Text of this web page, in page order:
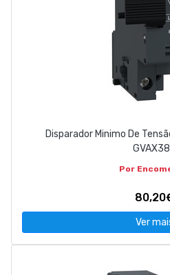
Disparador Minimo De
Por
Ver